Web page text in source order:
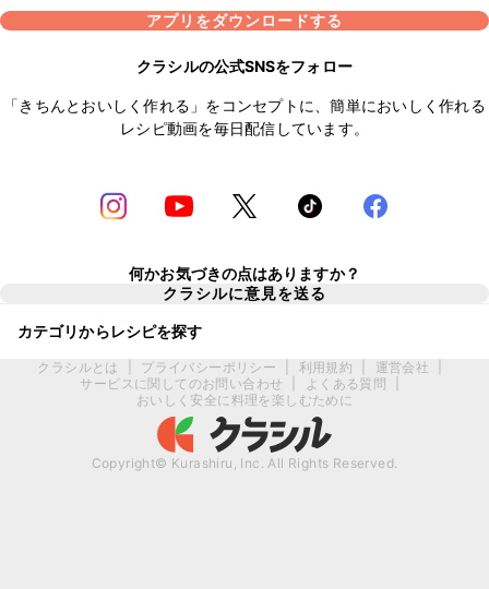
アプリをダウンロードする
クラシルの公式SNSをフォロー
「きちんとおいしく作れる」をコンセプトに、簡単においしく作れる
レシピ動画を毎日配信しています。
何かお気づきの点はありますか？
クラシルに意見を送る
カテゴリからレシピを探す
クラシルとは プライバシーポリシー 利用規約 運営会社
サービスに関してのお問い合わせ
よくある質問
おいしく安全に料理を楽しむために
Copyright© Kurashiru, Inc. All Rights Reserved.